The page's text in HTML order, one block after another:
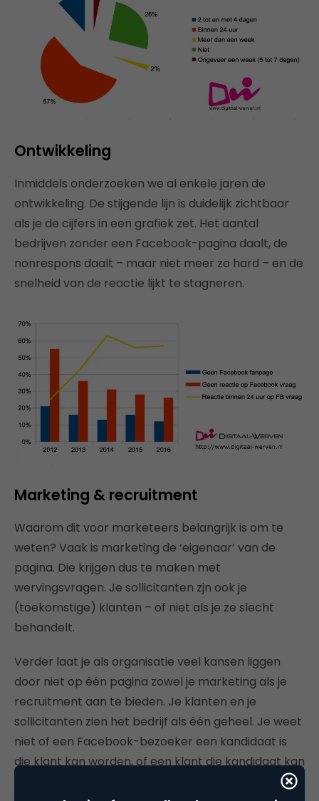
Ontwikkeling
Inmiddels onderzoeken we al enkele jaren de
ontwikkeling. De stijgende lijn is duidelijk zichtbaar
als je de cijfers in een grafiek zet. Het aantal
bedrijven zonder een Facebook-pagina daalt, de
nonrespons daalt – maar niet meer zo hard – en de
snelheid van de reactie lijkt te stagneren.
Marketing & recruitment
Waarom dit voor marketeers belangrijk is om te
weten? Vaak is marketing de ‘eigenaar’ van de
pagina. Die krijgen dus te maken met
wervingsvragen. Je sollicitanten zjn ook je
(toekomstige) klanten – of niet als je ze slecht
behandelt.
Verder laat je als organisatie veel kansen liggen
door niet op één pagina zowel je marketing als je
recruitment aan te bieden. Je klanten en je
sollicitanten zien het bedrijf als één geheel. Je weet
niet of een Facebook-bezoeker een kandidaat is
die klant kan worden, of een klant die kandidaat kan